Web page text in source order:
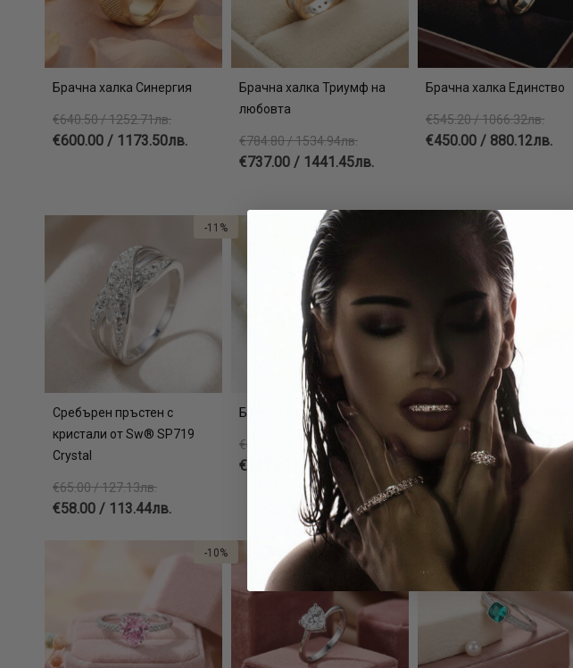
Брачна халка Синергия
€640.50 / 1252.71лв.
€600.00 / 1173.50лв.
Брачна халка Триумф на
любовта
€784.80 / 1534.94лв.
€737.00 / 1441.45лв.
Брачна халка Единство
€545.20 / 1066.32лв.
€450.00 / 880.12лв.
Сребърен пръстен с
кристали от Sw® SP719
Crystal
€65.00 / 127.13лв.
€58.00 / 113.44лв.
-11%
Брачна халка Аврора
€425.00 / 831.23лв.
€369.90 / 723.46лв.
Сребърен пръстен Жанет
€42.20 / 82.54лв.
€33.20 / 64.93лв.
-10%